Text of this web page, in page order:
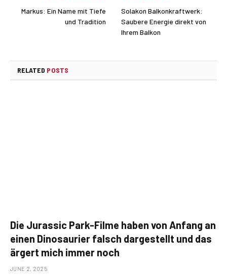
Markus: Ein Name mit Tiefe
und Tradition
Solakon Balkonkraftwerk:
Saubere Energie direkt von
Ihrem Balkon
RELATED POSTS
Die Jurassic Park-Filme haben von Anfang an
einen Dinosaurier falsch dargestellt und das
ärgert mich immer noch
JUNE 2, 2025